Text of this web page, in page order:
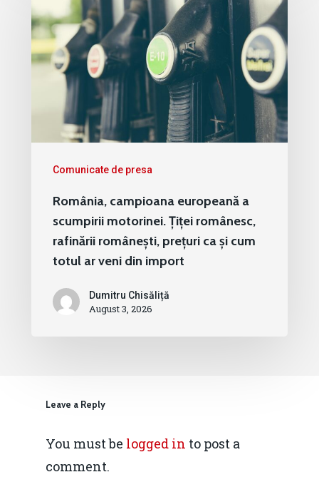
Comunicate de presa
România, campioana europeană a
scumpirii motorinei. Țiței românesc,
rafinării românești, prețuri ca și cum
totul ar veni din import
Dumitru Chisăliță
August 3, 2026
Leave a Reply
You must be logged in to post a
comment.